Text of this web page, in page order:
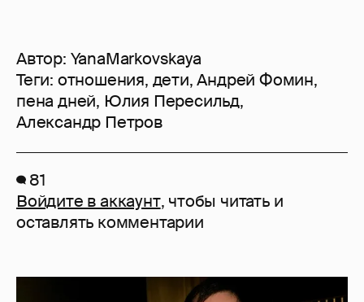
Автор: YanaMarkovskaya
Теги: отношения, дети,Андрей Фомин,
пена дней, Юлия Пересильд,
Александр Петров
81
Войдите в аккаунт, чтобы читать и
оставлять комментарии